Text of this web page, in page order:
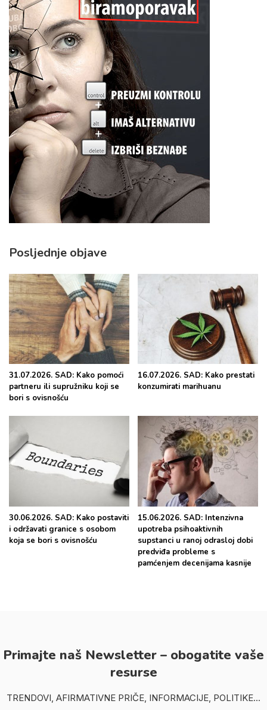
Posljednje objave
31.07.2026. SAD: Kako pomoći
partneru ili supružniku koji se
bori s ovisnošću
16.07.2026. SAD: Kako prestati
konzumirati marihuanu
30.06.2026. SAD: Kako postaviti
i održavati granice s osobom
koja se bori s ovisnošću
15.06.2026. SAD: Intenzivna
upotreba psihoaktivnih
supstanci u ranoj odrasloj dobi
predviđa probleme s
pamćenjem decenijama kasnije
Primajte naš Newsletter – obogatite vaše
resurse
TRENDOVI, AFIRMATIVNE PRIČE, INFORMACIJE, POLITIKE...